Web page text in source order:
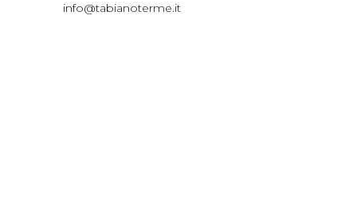
info@tabianoterme.it